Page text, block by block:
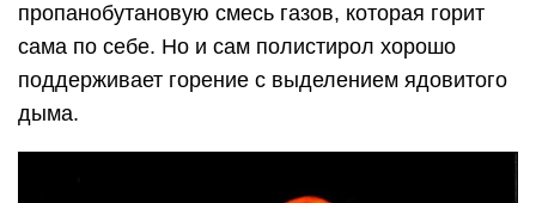
пропанобутановую смесь газов, которая горит
сама по себе. Но и сам полистирол хорошо
поддерживает горение с выделением ядовитого
дыма.